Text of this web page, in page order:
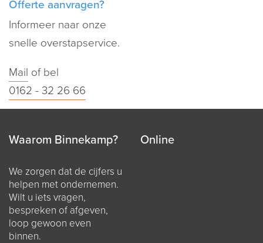
Offerte aanvragen?
Informeer naar onze
snelle overstapservice.
Mail of bel
0162 - 32 26 66
Waarom Binnekamp?
We zorgen dat de cijfers u
helpen met ondernemen.
Wilt u iets vragen,
bespreken of afgeven,
loop gewoon even
binnen.
Online